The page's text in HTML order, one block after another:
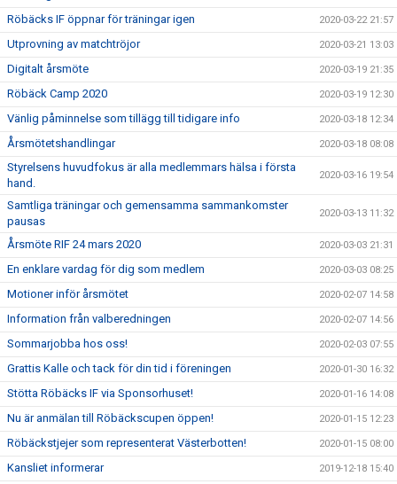
Röbäcks IF öppnar för träningar igen 2020-03-22 21:57
Utprovning av matchtröjor 2020-03-21 13:03
Digitalt årsmöte 2020-03-19 21:35
Röbäck Camp 2020 2020-03-19 12:30
Vänlig påminnelse som tillägg till tidigare info 2020-03-18 12:34
Årsmötetshandlingar 2020-03-18 08:08
Styrelsens huvudfokus är alla medlemmars hälsa i första
hand.
2020-03-16 19:54
Samtliga träningar och gemensamma sammankomster
pausas
2020-03-13 11:32
Årsmöte RIF 24 mars 2020 2020-03-03 21:31
En enklare vardag för dig som medlem 2020-03-03 08:25
Motioner inför årsmötet 2020-02-07 14:58
Information från valberedningen 2020-02-07 14:56
Sommarjobba hos oss! 2020-02-03 07:55
Grattis Kalle och tack för din tid i föreningen 2020-01-30 16:32
Stötta Röbäcks IF via Sponsorhuset! 2020-01-16 14:08
Nu är anmälan till Röbäckscupen öppen! 2020-01-15 12:23
Röbäckstjejer som representerat Västerbotten! 2020-01-15 08:00
Kansliet informerar 2019-12-18 15:40